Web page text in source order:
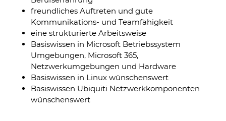
freundliches Auftreten und gute
Kommunikations- und Teamfähigkeit
eine strukturierte Arbeitsweise
Basiswissen in Microsoft Betriebssystem
Umgebungen, Microsoft 365,
Netzwerkumgebungen und Hardware
Basiswissen in Linux wünschenswert
Basiswissen Ubiquiti Netzwerkkomponenten
wünschenswert